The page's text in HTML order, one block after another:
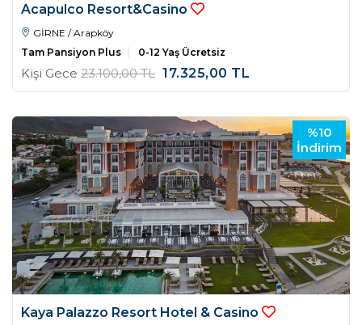
Acapulco Resort&Casino
GİRNE / Arapköy
Tam Pansiyon Plus
0-12 Yaş Ücretsiz
Kişi Gece 23.100,00TL 17.325,00 TL
%10
İndirim
Kaya Palazzo Resort Hotel & Casino